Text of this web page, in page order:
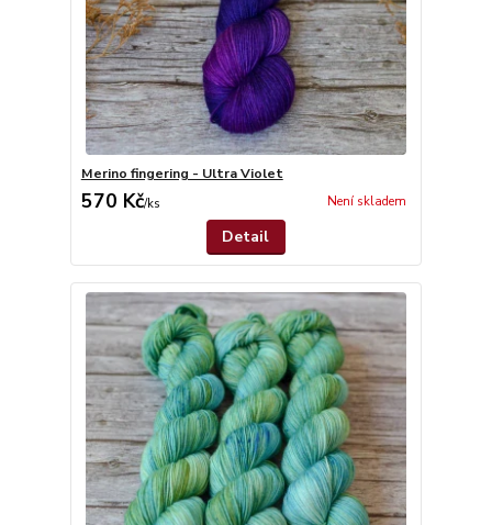
Merino fingering - Ultra Violet
570 Kč/ks Není skladem
Detail